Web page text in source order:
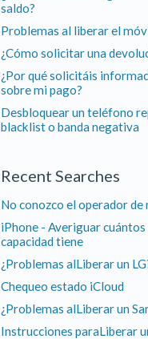
saldo?
Problemas al liberar el
¿Cómo solicitar una
¿Por qué solicitáis
sobre mi pago?
Desbloquear un teléfono
blacklist o banda negativa
Recent Searches
No conozco el operador
iPhone - Averiguar cuántos
capacidad tiene
¿Problemas alLiberar un
Chequeo estado iCloud
¿Problemas alLiberar un
Instrucciones paraLiberar